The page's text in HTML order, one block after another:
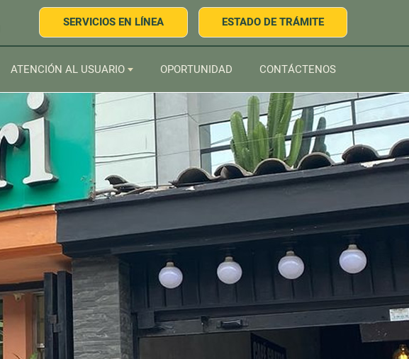
SERVICIOS EN LÍNEA ESTADO DETRÁMITE
ATENCIÓN AL USUARIO OPORTUNIDAD CONTÁCTENOS